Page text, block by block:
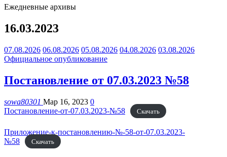
Ежедневные архивы
16.03.2023
07.08.2026 06.08.2026 05.08.2026 04.08.2026 03.08.2026
Официальное опубликование
Постановление от 07.03.2023 №58
sowa80301 Мар 16, 2023 0
Постановление-от-07.03.2023-№58
Скачать
Приложение-к-постановлению-№-58-от-07.03.2023-
№58
Скачать